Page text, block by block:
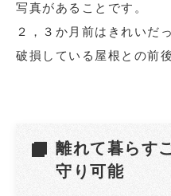
写真があることです。
２，３か月前はきれいだ
破損している屋根との前
離れて暮らす
守り可能